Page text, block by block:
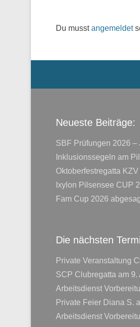
Du musstangemeldet
Neueste Beiträge:
SBF Prüfungen 2026 –
Inklusionssegeln am
Oktoberfestregatta
Ixylon Pilsensee CUP
Fam Cup 2026
Die nächsten
Private Veranstaltung
SCP Clubregatta am 9.
Arbeitsdienst
Private Feier Diana S.
Arbeitsdienst